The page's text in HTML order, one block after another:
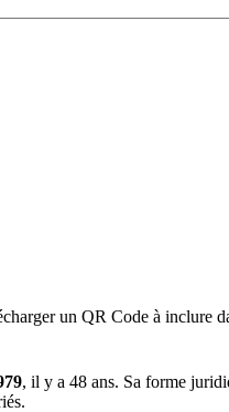
un QR Code à inclure
, il y a 48 ans. Sa forme